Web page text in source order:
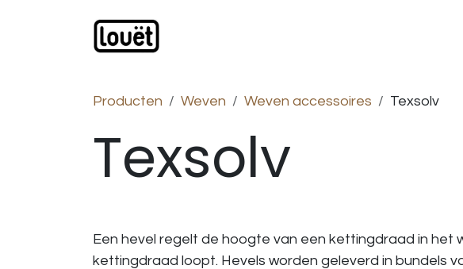
Producten Weven Weven accessoires Texsolv
Texsolv
Een hevel regelt de hoogte van een kettingdraad in
kettingdraad loopt. Hevels worden geleverd in bundels